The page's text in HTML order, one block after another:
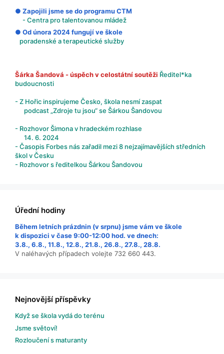
● Zapojili jsme se do programu CTM
- Centra pro talentovanou mládež
● Od února 2024 fungují ve škole
poradenské a terapeutické služby
Šárka Šandová - úspěch v celostátní soutěži Ředitel*ka
budoucnosti
- Z Hořic inspirujeme Česko, škola nesmí zaspat
podcast „Zdroje tu jsou“ se Šárkou Šandovou
- Rozhovor Šimona v hradeckém rozhlase
14. 6. 2024
- Časopis Forbes nás zařadil mezi 8 nejzajímavějších středních
škol v Česku
- Rozhovor s ředitelkou Šárkou Šandovou
Úřední hodiny
Během letních prázdnin (v srpnu) jsme vám ve škole
k dispozici v čase 9:00-12:00 hod. ve dnech:
3.8., 6.8., 11.8., 12.8., 21.8., 26.8., 27.8., 28.8.
V naléhavých případech volejte 732 660 443.
Nejnovější příspěvky
Když se škola vydá do terénu
Jsme světoví!
Rozloučení s maturanty